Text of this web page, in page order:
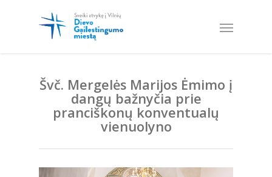
Švč. Mergelės Marijos Ėmimo į
dangų bažnyčia prie
pranciškonų konventualų
vienuolyno